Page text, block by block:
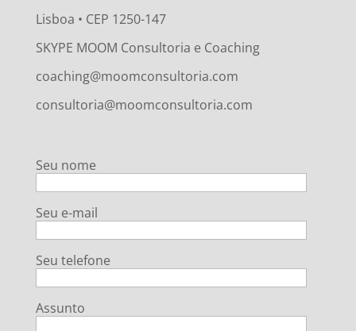
Lisboa • CEP 1250-147
SKYPE MOOM Consultoria e Coaching
coaching@moomconsultoria.com
consultoria@moomconsultoria.com
Seu nome
Seu e-mail
Seu telefone
Assunto